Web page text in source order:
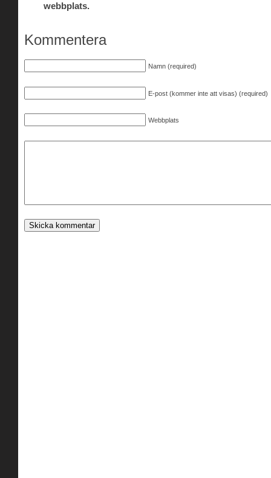
webbplats.
Kommentera
Namn (required)
E-post (kommer inte att visas) (required)
Webbplats